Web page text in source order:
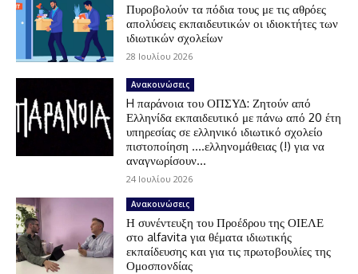
Πυροβολούν τα πόδια τους με τις αθρόες
απολύσεις εκπαιδευτικών οι ιδιοκτήτες των
ιδιωτικών σχολείων
28 Ιουλίου 2026
Ανακοινώσεις
H παράνοια του ΟΠΣΥΔ: Ζητούν από
Ελληνίδα εκπαιδευτικό με πάνω από 20 έτη
υπηρεσίας σε ελληνικό ιδιωτικό σχολείο
πιστοποίηση ….ελληνομάθειας (!) για να
αναγνωρίσουν...
24 Ιουλίου 2026
Ανακοινώσεις
Η συνέντευξη του Προέδρου της ΟΙΕΛΕ
στο alfavita για θέματα ιδιωτικής
εκπαίδευσης και για τις πρωτοβουλίες της
Ομοσπονδίας